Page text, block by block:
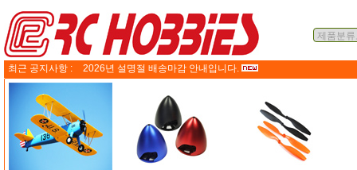
최근 공지사항 : 2026년 설명절 배송마감 안내입니다.